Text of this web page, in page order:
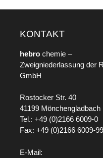
KONTAKT
hebro chemie –
Zweigniederlassung der
GmbH
Rostocker Str. 40
41199 Mönchengladbach
Tel.: +49 (0)2166 6009-0
Fax: +49 (0)2166 6009-99
E-Mail: